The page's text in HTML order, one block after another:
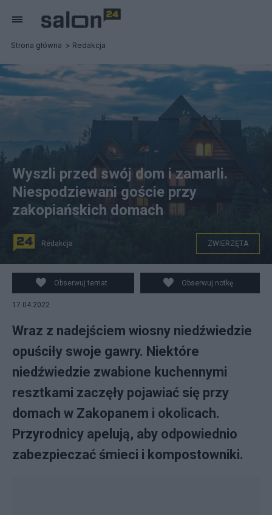
Strona główna Redakcja
jackal211/Pixabay
Wyszli przed swój dom i zamarli.
Niespodziewani goście przy
zakopiańskich domach
Redakcja ZWIERZĘTA
Obserwuj temat Obserwuj notkę
17.04.2022
Wraz z nadejściem wiosny niedźwiedzie
opuściły swoje gawry. Niektóre
niedźwiedzie zwabione kuchennymi
resztkami zaczęły pojawiać się przy
domach w Zakopanem i okolicach.
Przyrodnicy apelują, aby odpowiednio
zabezpieczać śmieci i kompostowniki.